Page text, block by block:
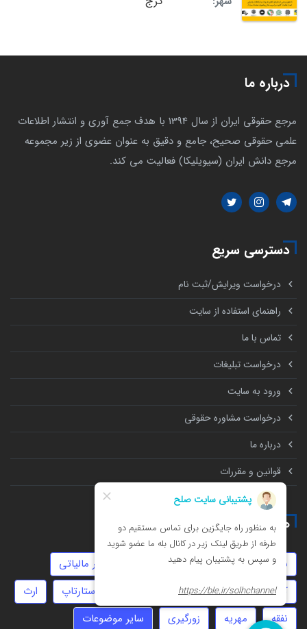
درباره ما
مرجع حقوقی ایران از سال 1394 با هدف جمع آوری و انتشار اطلاعات
علمی حقوقی صحیح، جامع و دقیق به عنوان عضوی از زیر مجموعه
مرجع دانش ایران (سیویلیکا) فعالیت می کند.
دسترسی سریع
درخواست ویرایش/ثبت نام
راهنمای استفاده از سایت
تماس با ما
درخواست تبلیغات
ورود به سایت
درخواست مشاوره حقوقی
درباره ما
قوانین و مقررات
همه چیز درباره
سرقت جعل موجر و مستاجر
امور مالیاتی
کلاهبرداری
حضانت استارتاپ
ارث
نفقه
مهریه زورگیری سایر موضوعات